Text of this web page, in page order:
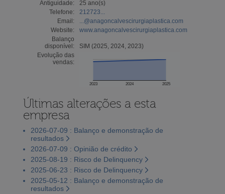
Antiguidade:
25 ano(s)
Telefone:
212723...
Email:
...@anagoncalvescirurgiaplastica.com
Website:
www.anagoncalvescirurgiaplastica.com
Balanço
disponível:
SIM (2025, 2024, 2023)
Evolução das
vendas:
2023 2024 2025
Últimas alterações a esta
empresa
2026-07-09 : Balanço e demonstração de
resultados
2026-07-09 : Opinião de crédito
2025-08-19 : Risco de Delinquency
2025-06-23 : Risco de Delinquency
2025-05-12 : Balanço e demonstração de
resultados